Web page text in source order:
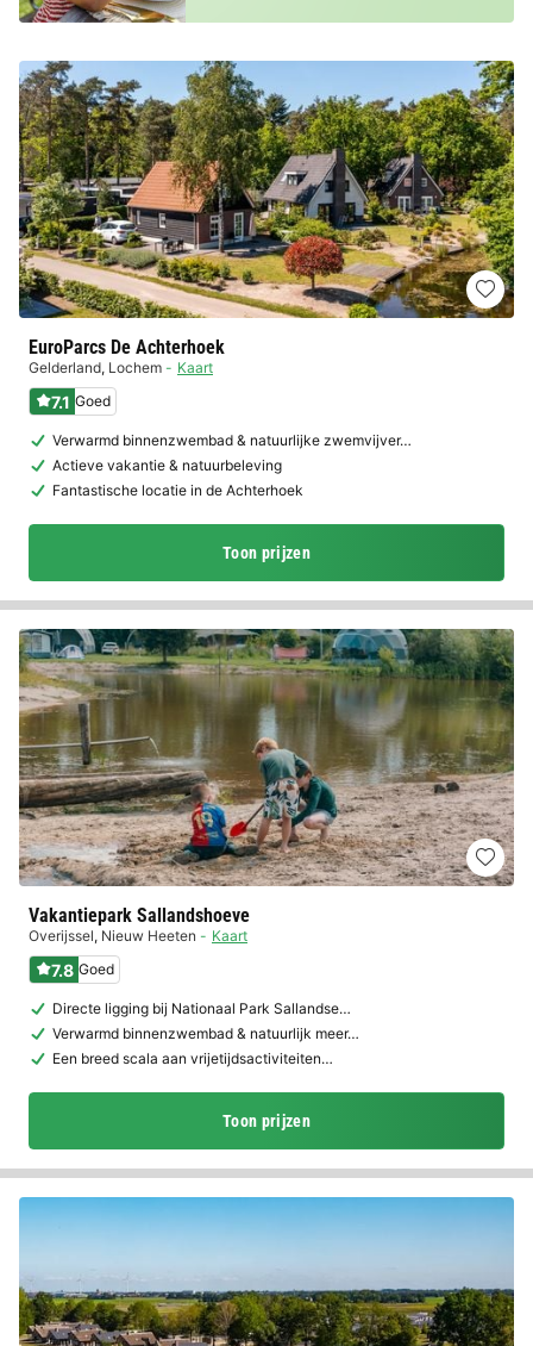
EuroParcs De Achterhoek
Gelderland, Lochem Kaart
7.1 Goed
Verwarmd binnenzwembad & natuurlijke zwemvijver…
Actieve vakantie & natuurbeleving
Fantastische locatie in de Achterhoek
Toon prijzen
Vakantiepark Sallandshoeve
Overijssel, Nieuw Heeten Kaart
7.8 Goed
Directe ligging bij Nationaal Park Sallandse…
Verwarmd binnenzwembad & natuurlijk meer…
Een breed scala aan vrijetijdsactiviteiten…
Toon prijzen